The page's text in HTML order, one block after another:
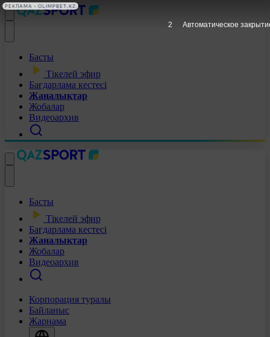
Басты
Тікелей эфир
Бағдарлама кестесі
Жаңалықтар
Жобалар
Видеоархив
Басты
Тікелей эфир
Бағдарлама кестесі
Жаңалықтар
Жобалар
Видеоархив
Корпорация туралы
Байланыс
Жарнама
1 Автоматическое
РЕКЛАМА • OLIMPBET.KZ